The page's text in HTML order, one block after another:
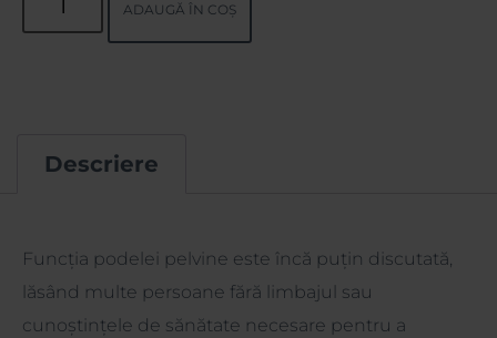
ADAUGĂ ÎN COȘ
Descriere
Funcția podelei pelvine este încă puțin discutată,
lăsând multe persoane fără limbajul sau
cunoștințele de sănătate necesare pentru a